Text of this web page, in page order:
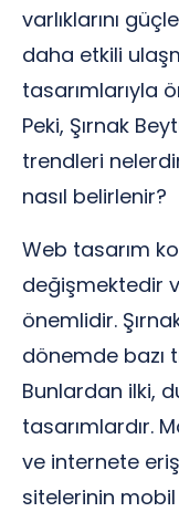
varlıklarını
daha etkili
tasarımlarıyla
Peki, Şırnak
trendleri
nasıl belirlenir?
Web tasarım
değişmektedir
önemlidir.
dönemde bazı
Bunlardan ilki,
tasarımlardır.
ve internete
sitelerinin